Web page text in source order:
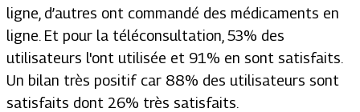
ligne, d’autres ont commandé des médicaments en
ligne. Et pour la téléconsultation, 53% des
utilisateurs l'ont utilisée et 91% en sont satisfaits.
Un bilan très positif car 88% des utilisateurs sont
satisfaits dont 26% très satisfaits.